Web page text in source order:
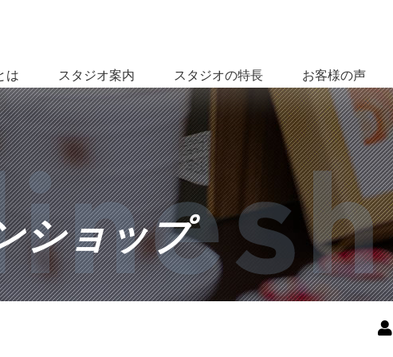
は スタジオ案内 スタジオの特長 お客様の声
ショップ